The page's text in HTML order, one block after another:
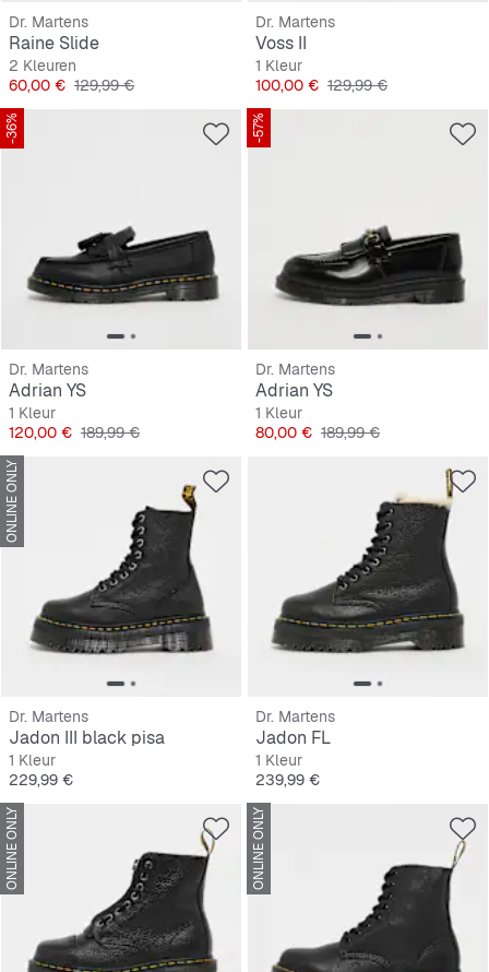
Dr. Martens
Raine Slide
2 Kleuren
Prijs
60,00 € Originele Prijs
129,99 €
Dr. Martens
Voss II
1 Kleur
Prijs
100,00 € Originele Prijs
129,99 €
-36%
Dr. Martens
Adrian YS
1 Kleur
Prijs
120,00 € Originele Prijs
189,99 €
-57%
Dr. Martens
Adrian YS
1 Kleur
Prijs
80,00 € Originele Prijs
189,99 €
ONLINE ONLY
Dr. Martens
Jadon III black pisa
1 Kleur
Prijs
229,99 €
Dr. Martens
Jadon FL
1 Kleur
Prijs
239,99 €
ONLINE ONLY ONLINE ONLY